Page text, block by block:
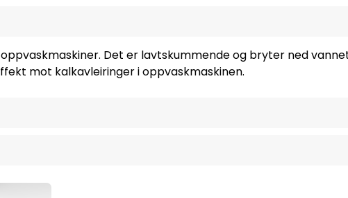
Det er lavtskummende og bryter ned
mot kalkavleiringer i oppvaskmaskinen.